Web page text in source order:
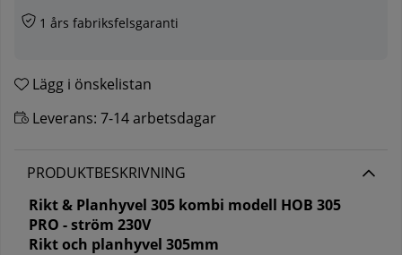
1 års fabriksfelsgaranti
Lägg i önskelistan
Leverans: 7-14 arbetsdagar
PRODUKTBESKRIVNING
Rikt & Planhyvel 305 kombi modell HOB 305
PRO - ström 230V
Rikt och planhyvel 305mm